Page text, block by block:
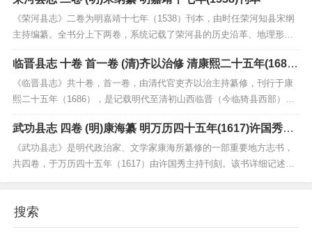
风貌。作为乾隆时期的地方志代表作之一，该书不仅保...
《荣河县志》二卷为明嘉靖十七年（1538）刊本，由时任荣河知县宋纲
主持编纂。全书分上下两卷，系统记载了荣河县的历史沿革、地理形
胜、风俗物产、人物事迹及诗文著述等内容，较为全面地反映了明代中
期荣河县的政治、经济与文化面貌。该志体例严谨，内容翔实，尤其对
当地水利、田赋、科举等制度的记录具有重要的史料价值...
临晋县志 十卷 首一卷 (清)齐以治修 清康熙二十五年(1686)
刊本
《临晋县志》共十卷，首一卷，由清代官吏齐以治主持纂修，刊行于康
熙二十五年（1686），是记载明代至清初山西临晋（今临猗县西部）历
史沿革与地方风貌的重要文献。全书内容涵盖疆域、建置、赋役、职
官、选举、人物、风俗、艺文等方面，保存了大量关于地方行政建制、
经济民生、文化教育及社会变迁的珍贵史料。该书编纂体...
武功县志 四卷 (明)康海纂 明万历四十五年(1617)许国秀刊
本
《武功县志》是明代政治家、文学家康海所纂修的一部重要地方志书，
共四卷，于万历四十五年（1617）由许国秀主持刊刻。该书详细记述了
重史料甄别与实地考察，使该志兼具文献价值与文学价...
搜索